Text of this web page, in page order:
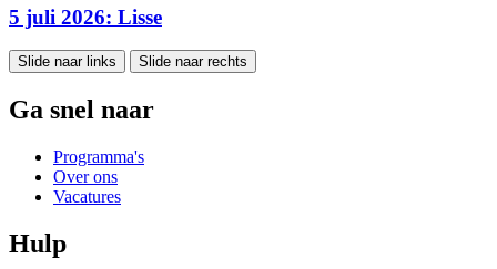
5 juli 2026: Lisse
Slide naar links Slide naar rechts
Ga snel naar
Programma's
Over ons
Vacatures
Hulp